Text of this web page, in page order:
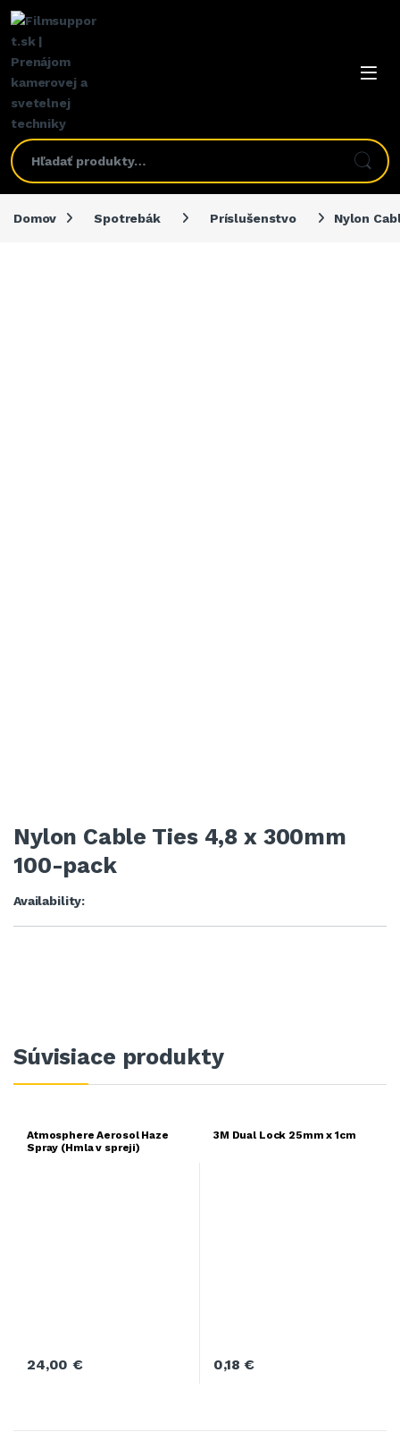
Domov Spotrebák Príslušenstvo Nylon
Nylon Cable Ties 4,8 x 300mm
100-pack
Availability:
Súvisiace produkty
Atmosphere Aerosol Haze
Spray (Hmla v spreji)
24,00€
3M Dual Lock 25mm x 1cm
0,18€